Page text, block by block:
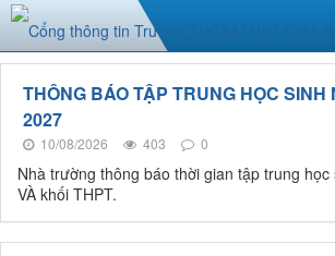
THÔNG BÁO TẬP TRUNG HỌC SINH
2027
10/08/2026 403 0
Nhà trường thông báo thời gian tập trung học
VÀ khối THPT.